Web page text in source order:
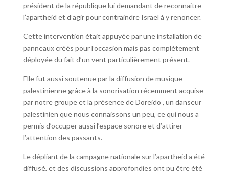
président de la république lui demandant de reconnaitre
l’apartheid et d’agir pour contraindre Israël à y renoncer.
Cette intervention était appuyée par une installation de
panneaux créés pour l’occasion mais pas complètement
déployée du fait d’un vent particulièrement présent.
Elle fut aussi soutenue par la diffusion de musique
palestinienne grâce à la sonorisation récemment acquise
par notre groupe et la présence de Doreido , un danseur
palestinien que nous connaissons un peu, ce qui nous a
permis d’occuper aussi l’espace sonore et d’attirer
l’attention des passants.
Le dépliant de la campagne nationale sur l’apartheid a été
diffusé, et des discussions approfondies ont pu être été